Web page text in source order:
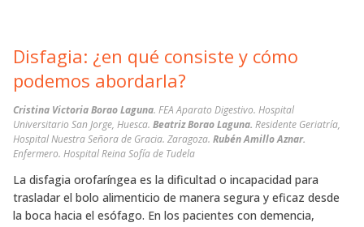
Disfagia: ¿en qué consiste y cómo
podemos abordarla?
Cristina Victoria Borao Laguna. FEA Aparato Digestivo. Hospital
Universitario San Jorge, Huesca. Beatriz Borao Laguna. Residente Geriatría,
Hospital Nuestra Señora de Gracia. Zaragoza. Rubén Amillo Aznar.
Enfermero. Hospital Reina Sofía de Tudela
La disfagia orofaríngea es la dificultad o incapacidad para
trasladar el bolo alimenticio de manera segura y eficaz desde
la boca hacia el esófago. En los pacientes con demencia,